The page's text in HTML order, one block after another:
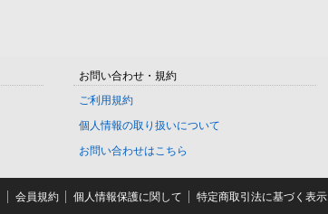
お問い合わせ・規約
ご利用規約
個人情報の取り扱いについて
お問い合わせはこちら
会員規約 個人情報保護に関して 特定商取引法に基づく表示